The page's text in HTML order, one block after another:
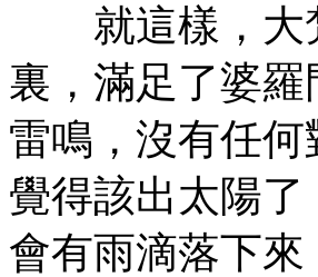
就這樣，大梵
裏，滿足了婆
雷鳴，沒有任
覺得該出太陽
會有雨滴落下